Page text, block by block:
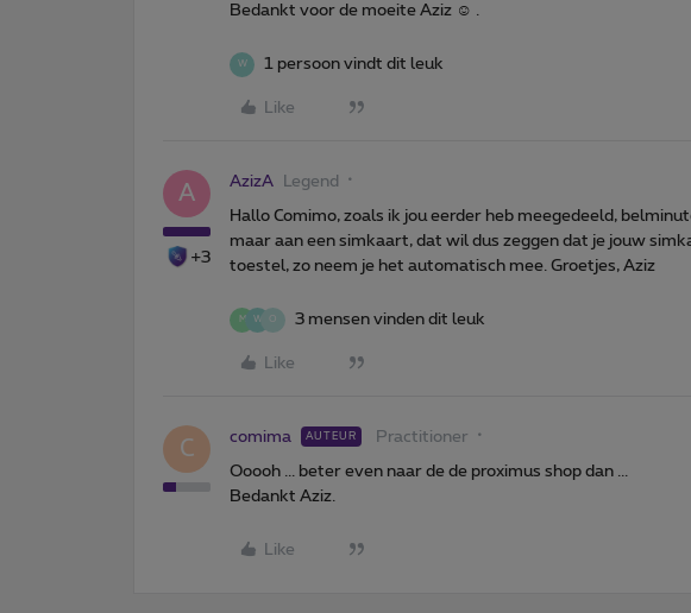
Bedankt voor de moeite Aziz ☺️ .
W 1 persoon vindt dit leuk
Like
A
+3
AzizA Legend
Hallo Comimo, zoals ik jou eerder heb meegedeeld,
maar aan een simkaart, dat wil dus zeggen dat je jouw
toestel, zo neem je het automatisch mee. Groetjes, Aziz
M W O 3 mensen vinden dit leuk
Like
C comima AUTEUR Practitioner
Ooooh ... beter even naar de de proximus shop dan ...
Bedankt Aziz.
Like